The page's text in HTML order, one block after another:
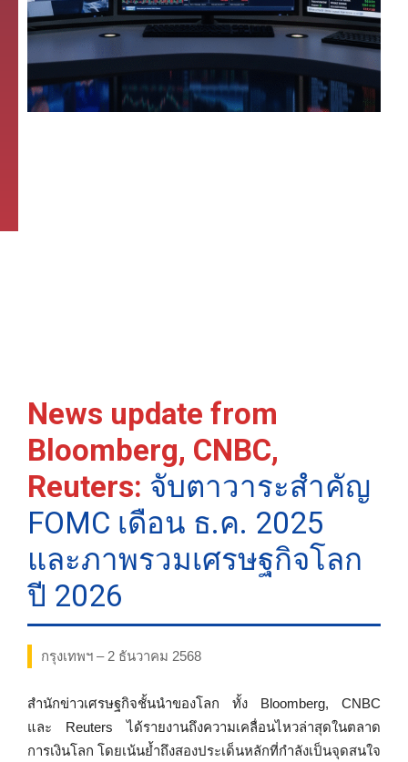
News update from
Bloomberg, CNBC,
Reuters: จับตาวาระสำคัญ
FOMC เดือน ธ.ค. 2025
และภาพรวมเศรษฐกิจโลก
ปี 2026
กรุงเทพฯ – 2 ธันวาคม 2568
สำนักข่าวเศรษฐกิจชั้นนำของโลก ทั้ง Bloomberg, CNBC
และ Reuters ได้รายงานถึงความเคลื่อนไหวล่าสุดในตลาด
การเงินโลก โดยเน้นย้ำถึงสองประเด็นหลักที่กำลังเป็นจุดสนใจ